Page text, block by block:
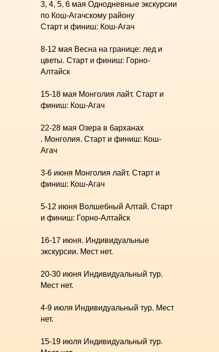
3, 4, 5, 6 мая Однодневные экскурсии
по Кош-Агачскому району
Старт и финиш: Кош-Агач
8-12 мая Весна на границе: лед и
цветы. Старт и финиш: Горно-
Алтайск
15-18 мая Монголия лайт. Старт и
финиш: Кош-Агач
22-28 мая Озера в барханах
. Монголия. Старт и финиш: Кош-
Агач
3-6 июня Монголия лайт. Старт и
финиш: Кош-Агач
5-12 июня Волшебный Алтай. Старт
и финиш: Горно-Алтайск
16-17 июня. Индивидуальные
экскурсии. Мест нет.
20-30 июня Индивидуальный тур.
Мест нет.
4-9 июля Индивидуальный тур. Мест
нет.
15-19 июля Индивидуальный тур.